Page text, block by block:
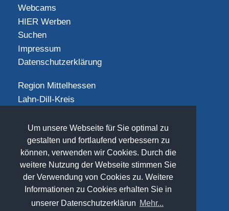
Um unsere Webseite für Sie optimal zu
gestalten und fortlaufend verbessern zu
können, verwenden wir Cookies. Durch die
weitere Nutzung der Webseite stimmen Sie
der Verwendung von Cookies zu. Weitere
Informationen zu Cookies erhalten Sie in
unserer Datenschutzerklärun Mehr...
Webcams
HIER Werben
Suchen
Impressum
Datenschutzerklärung
Region Mittelhessen
Lahn-Dill-Kreis
Landkreis Limburg-Weilburg
Landkreis Marburg-Biedenkopf
Vogelsbergkreis
SOCIAL